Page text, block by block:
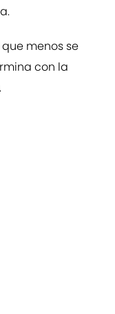
menos se
con la